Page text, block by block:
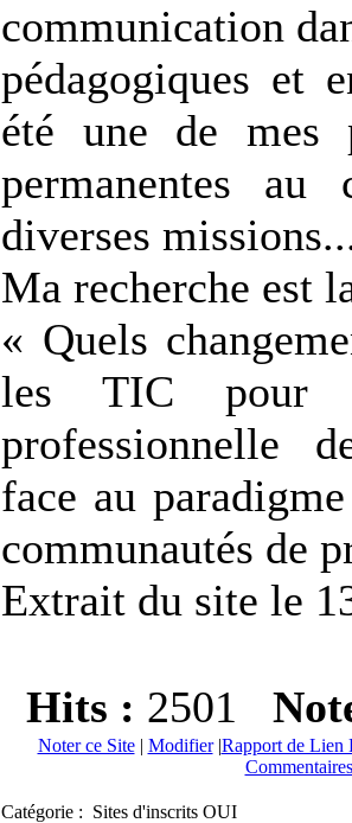
communication
pédagogiques et
été une de mes
permanentes au
diverses
Ma recherche est
« Quels
les TIC pour
professionnelle
face au
communautés de
Extrait du site le
Hits : 2501
Noter ce Site| Modifier|Rapport de Lien
Catégorie : Sites d'inscrits OUI